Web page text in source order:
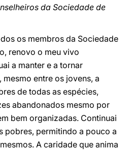
da Sociedade de
os membros da Sociedade
renovo o meu vivo
a manter e a tornar
entre os jovens, a
de todas as espécies,
abandonados mesmo por
bem organizadas. Continuai
pobres, permitindo a pouco a
A caridade que anima